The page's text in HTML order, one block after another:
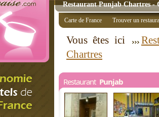
Restaurant Punjab Chartres -
Carte de France Trouver un
Vous êtes ici
Chartres
Restaurant Punjab